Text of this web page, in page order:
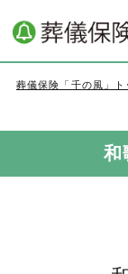
葬儀保険「千の風」ト
和